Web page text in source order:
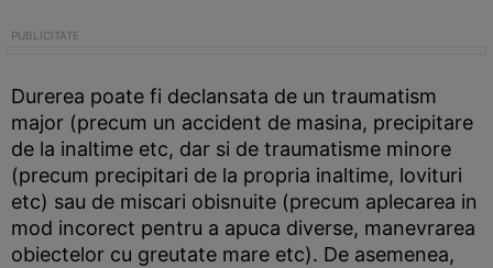
Durerea poate fi declansata de un traumatism
major (precum un accident de masina, precipitare
de la inaltime etc, dar si de traumatisme minore
(precum precipitari de la propria inaltime, lovituri
etc) sau de miscari obisnuite (precum aplecarea in
mod incorect pentru a apuca diverse, manevrarea
obiectelor cu greutate mare etc). De asemenea,